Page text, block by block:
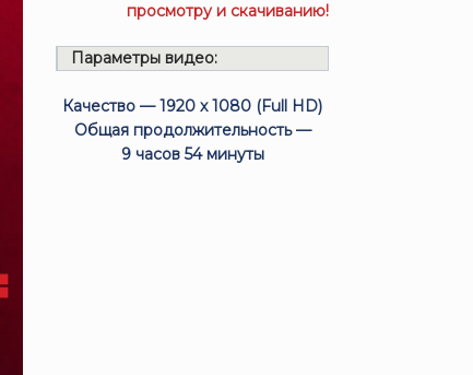
просмотру и скачиванию!
Параметры видео:
Качество — 1920 x 1080 (Full HD)
Общая продолжительность —
9 часов 54 минуты